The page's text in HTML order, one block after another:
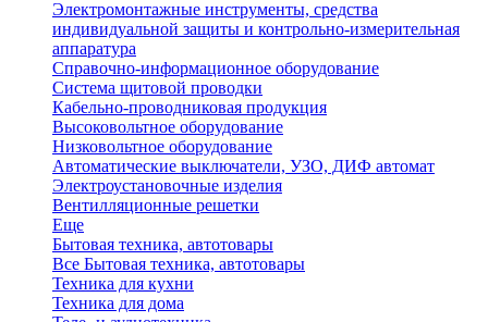
Электромонтажные инструменты, средства
индивидуальной защиты и контрольно-измерительная
аппаратура
Справочно-информационное оборудование
Система щитовой проводки
Кабельно-проводниковая продукция
Высоковольтное оборудование
Низковольтное оборудование
Автоматические выключатели, УЗО, ДИФ автомат
Электроустановочные изделия
Вентилляционные решетки
Еще
Бытовая техника, автотовары
Все Бытовая техника, автотовары
Техника для кухни
Техника для дома